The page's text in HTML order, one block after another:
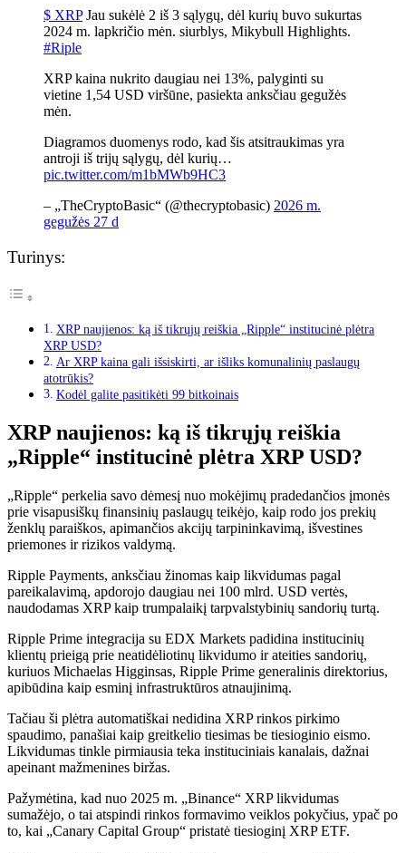
$ XRPJau sukėlė 2 iš 3 sąlygų, dėl kurių buvo sukurtas
2024 m. lapkričio mėn. siurblys, Mikybull Highlights.
#Riple
XRP kaina nukrito daugiau nei 13%, palyginti su
vietine 1,54 USD viršūne, pasiekta anksčiau gegužės
mėn.
Diagramos duomenys rodo, kad šis atsitraukimas yra
antroji iš trijų sąlygų, dėl kurių…
pic.twitter.com/m1bMWb9HC3
– „TheCryptoBasic“ (@thecryptobasic) 2026 m.
gegužės 27 d
Turinys:
XRP naujienos: ką iš tikrųjų reiškia „Ripple“ institucinė plėtra
XRP USD?
Ar XRP kaina gali išsiskirti, ar išliks komunalinių paslaugų
atotrūkis?
Kodėl galite pasitikėti 99 bitkoinais
XRP naujienos: ką iš tikrųjų reiškia
„Ripple“ institucinė plėtra XRP USD?
„Ripple“ perkelia savo dėmesį nuo mokėjimų pradedančios įmonės
prie visapusiškų finansinių paslaugų teikėjo, kaip rodo jos prekių
ženklų paraiškos, apimančios akcijų tarpininkavimą, išvestines
priemones ir rizikos valdymą.
Ripple Payments, anksčiau žinomas kaip likvidumas pagal
pareikalavimą, apdorojo daugiau nei 100 mlrd. USD vertės,
naudodamas XRP kaip trumpalaikį tarpvalstybinių sandorių turtą.
Ripple Prime integracija su EDX Markets padidina institucinių
klientų prieigą prie neatidėliotinų likvidumo ir ateities sandorių,
kuriuos Michaelas Higginsas, Ripple Prime generalinis direktorius,
apibūdina kaip esminį infrastruktūros atnaujinimą.
Tačiau ši plėtra automatiškai nedidina XRP rinkos pirkimo
spaudimo, panašiai kaip greitkelio tiesimas be tiesioginio eismo.
Likvidumas tinkle pirmiausia teka instituciniais kanalais, dažnai
apeinant mažmenines biržas.
Pažymėtina, kad nuo 2025 m. „Binance“ XRP likvidumas
sumažėjo, o tai atspindi rinkos formavimo veiklos pokyčius, ypač po
to, kai „Canary Capital Group“ pristatė tiesioginį XRP ETF.